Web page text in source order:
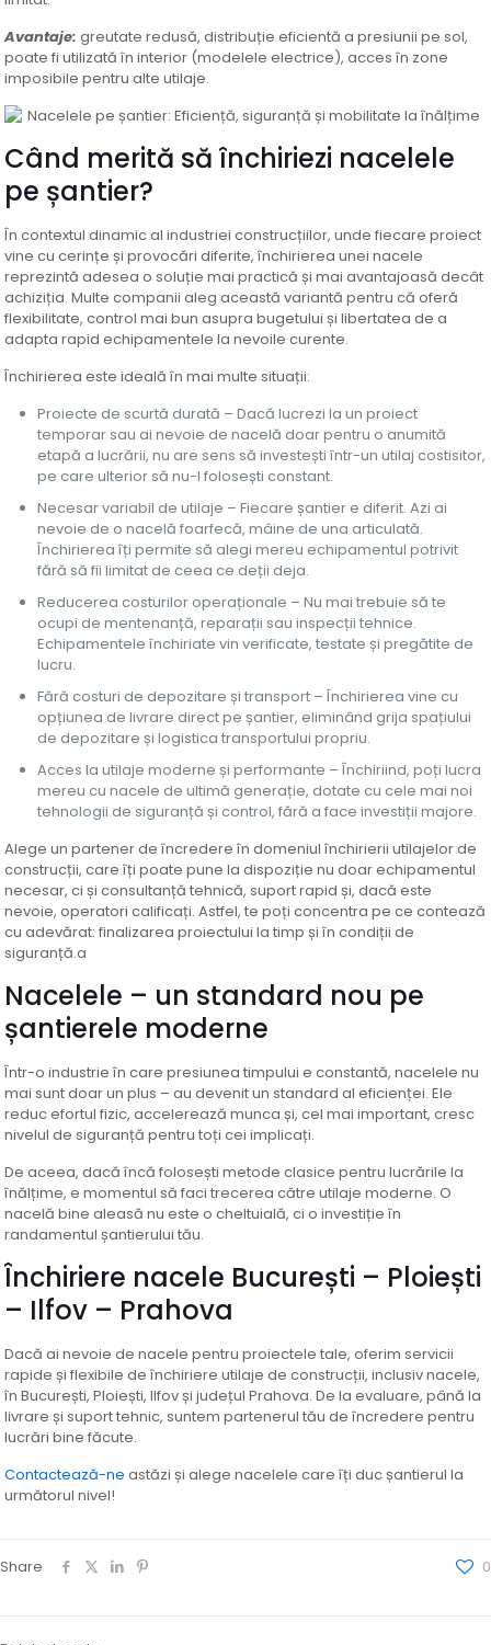
Avantaje: greutate redusă, distribuție eficientă a presiunii pe sol,
poate fi utilizată în interior (modelele electrice), acces în zone
imposibile pentru alte utilaje.
Când merită să închiriezi nacelele
pe șantier?
În contextul dinamic al industriei construcțiilor, unde fiecare proiect
vine cu cerințe și provocări diferite, închirierea unei nacele
reprezintă adesea o soluție mai practică și mai avantajoasă decât
achiziția. Multe companii aleg această variantă pentru că oferă
flexibilitate, control mai bun asupra bugetului și libertatea de a
adapta rapid echipamentele la nevoile curente.
Închirierea este ideală în mai multe situații:
Proiecte de scurtă durată – Dacă lucrezi la un proiect
temporar sau ai nevoie de nacelă doar pentru o anumită
etapă a lucrării, nu are sens să investești într-un utilaj costisitor,
pe care ulterior să nu-l folosești constant.
Necesar variabil de utilaje – Fiecare șantier e diferit. Azi ai
nevoie de o nacelă foarfecă, mâine de una articulată.
Închirierea îți permite să alegi mereu echipamentul potrivit
fără să fii limitat de ceea ce deții deja.
Reducerea costurilor operaționale – Nu mai trebuie să te
ocupi de mentenanță, reparații sau inspecții tehnice.
Echipamentele închiriate vin verificate, testate și pregătite de
lucru.
Fără costuri de depozitare și transport – Închirierea vine cu
opțiunea de livrare direct pe șantier, eliminând grija spațiului
de depozitare și logistica transportului propriu.
Acces la utilaje moderne și performante – Închiriind, poți lucra
mereu cu nacele de ultimă generație, dotate cu cele mai noi
tehnologii de siguranță și control, fără a face investiții majore.
Alege un partener de încredere în domeniul închirierii utilajelor de
construcții, care îți poate pune la dispoziție nu doar echipamentul
necesar, ci și consultanță tehnică, suport rapid și, dacă este
nevoie, operatori calificați. Astfel, te poți concentra pe ce contează
cu adevărat: finalizarea proiectului la timp și în condiții de
siguranță.a
Nacelele – un standard nou pe
șantierele moderne
Într-o industrie în care presiunea timpului e constantă, nacelele nu
mai sunt doar un plus – au devenit un standard al eficienței. Ele
reduc efortul fizic, accelerează munca și, cel mai important, cresc
nivelul de siguranță pentru toți cei implicați.
De aceea, dacă încă folosești metode clasice pentru lucrările la
înălțime, e momentul să faci trecerea către utilaje moderne. O
nacelă bine aleasă nu este o cheltuială, ci o investiție în
randamentul șantierului tău.
Închiriere nacele București – Ploiești
– Ilfov – Prahova
Dacă ai nevoie de nacele pentru proiectele tale, oferim servicii
rapide și flexibile de închiriere utilaje de construcții, inclusiv nacele,
în București, Ploiești, Ilfov și județul Prahova. De la evaluare, până la
livrare și suport tehnic, suntem partenerul tău de încredere pentru
lucrări bine făcute.
Contactează-ne astăzi și alege nacelele care îți duc șantierul la
următorul nivel!
Share 0